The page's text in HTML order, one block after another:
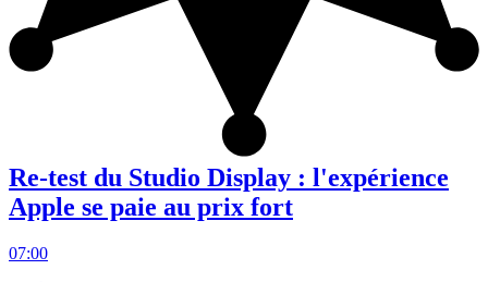
Re-test du Studio Display : l'expérience
Apple se paie au prix fort
07:00